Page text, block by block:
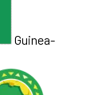
Guinea-